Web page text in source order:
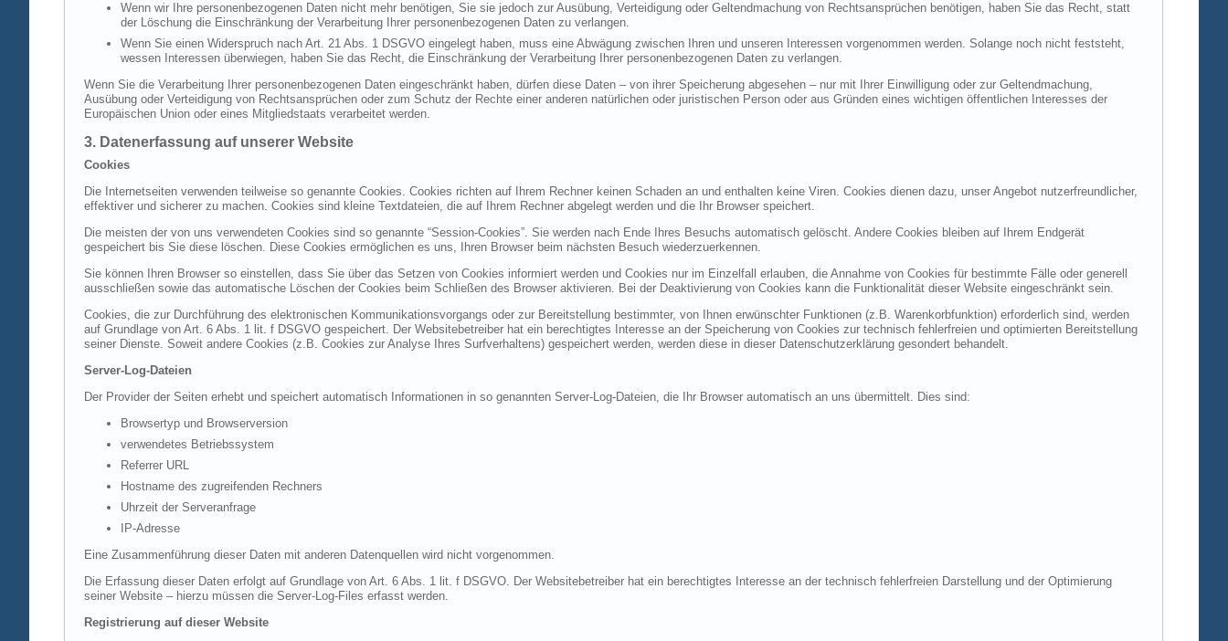
Wenn wir Ihre personenbezogenen Daten nicht mehr benötigen, Sie sie jedoch zur Ausübung, Verteidigung oder Geltendmachung von Rechtsansprüchen benötigen, haben Sie das Recht, statt
der Löschung die Einschränkung der Verarbeitung Ihrer personenbezogenen Daten zu verlangen.
Wenn Sie einen Widerspruch nach Art. 21 Abs. 1 DSGVO eingelegt haben, muss eine Abwägung zwischen Ihren und unseren Interessen vorgenommen werden. Solange noch nicht feststeht,
wessen Interessen überwiegen, haben Sie das Recht, die Einschränkung der Verarbeitung Ihrer personenbezogenen Daten zu verlangen.
Wenn Sie die Verarbeitung Ihrer personenbezogenen Daten eingeschränkt haben, dürfen diese Daten – von ihrer Speicherung abgesehen – nur mit Ihrer Einwilligung oder zur Geltendmachung,
Ausübung oder Verteidigung von Rechtsansprüchen oder zum Schutz der Rechte einer anderen natürlichen oder juristischen Person oder aus Gründen eines wichtigen öffentlichen Interesses der
Europäischen Union oder eines Mitgliedstaats verarbeitet werden.
3. Datenerfassung auf unserer Website
Cookies
Die Internetseiten verwenden teilweise so genannte Cookies. Cookies richten auf Ihrem Rechner keinen Schaden an und enthalten keine Viren. Cookies dienen dazu, unser Angebot nutzerfreundlicher,
effektiver und sicherer zu machen. Cookies sind kleine Textdateien, die auf Ihrem Rechner abgelegt werden und die Ihr Browser speichert.
Die meisten der von uns verwendeten Cookies sind so genannte “Session-Cookies”. Sie werden nach Ende Ihres Besuchs automatisch gelöscht. Andere Cookies bleiben auf Ihrem Endgerät
gespeichert bis Sie diese löschen. Diese Cookies ermöglichen es uns, Ihren Browser beim nächsten Besuch wiederzuerkennen.
Sie können Ihren Browser so einstellen, dass Sie über das Setzen von Cookies informiert werden und Cookies nur im Einzelfall erlauben, die Annahme von Cookies für bestimmte Fälle oder generell
ausschließen sowie das automatische Löschen der Cookies beim Schließen des Browser aktivieren. Bei der Deaktivierung von Cookies kann die Funktionalität dieser Website eingeschränkt sein.
Cookies, die zur Durchführung des elektronischen Kommunikationsvorgangs oder zur Bereitstellung bestimmter, von Ihnen erwünschter Funktionen (z.B. Warenkorbfunktion) erforderlich sind, werden
auf Grundlage von Art. 6 Abs. 1 lit. f DSGVO gespeichert. Der Websitebetreiber hat ein berechtigtes Interesse an der Speicherung von Cookies zur technisch fehlerfreien und optimierten Bereitstellung
seiner Dienste. Soweit andere Cookies (z.B. Cookies zur Analyse Ihres Surfverhaltens) gespeichert werden, werden diese in dieser Datenschutzerklärung gesondert behandelt.
Server-Log-Dateien
Der Provider der Seiten erhebt und speichert automatisch Informationen in so genannten Server-Log-Dateien, die Ihr Browser automatisch an uns übermittelt. Dies sind:
Browsertyp und Browserversion
verwendetes Betriebssystem
Referrer URL
Hostname des zugreifenden Rechners
Uhrzeit der Serveranfrage
IP-Adresse
Eine Zusammenführung dieser Daten mit anderen Datenquellen wird nicht vorgenommen.
Die Erfassung dieser Daten erfolgt auf Grundlage von Art. 6 Abs. 1 lit. f DSGVO. Der Websitebetreiber hat ein berechtigtes Interesse an der technisch fehlerfreien Darstellung und der Optimierung
seiner Website – hierzu müssen die Server-Log-Files erfasst werden.
Registrierung auf dieser Website